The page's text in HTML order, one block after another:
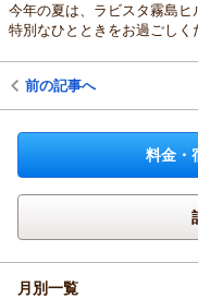
今年の夏は、ラビスタ霧島ヒ
特別なひとときをお過ごしく
前の記事へ
料金・
月別一覧